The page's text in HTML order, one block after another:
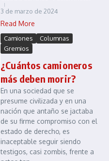
3 de marzo de 2024
Read More
Camiones
Columnas
Gremios
¿Cuántos camioneros
más deben morir?
En una sociedad que se
presume civilizada y en una
nación que antaño se jactaba
de su firme compromiso con el
estado de derecho, es
inaceptable seguir siendo
testigos, casi zombis, frente a